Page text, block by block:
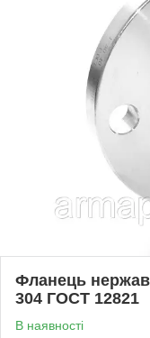
Фланець
304 ГОСТ 12821
В наявності